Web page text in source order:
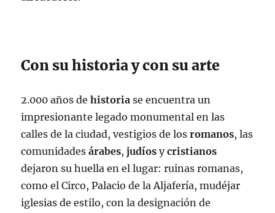
Con su historia y con su arte
2.000 años dehistoria se encuentra un
impresionante legado monumental en las
calles de la ciudad, vestigios de losromanos, las
comunidadesárabes,judíos ycristianos
dejaron su huella en el lugar: ruinas romanas,
como el Circo, Palacio de la Aljafería, mudéjar
iglesias de estilo, con la designación de